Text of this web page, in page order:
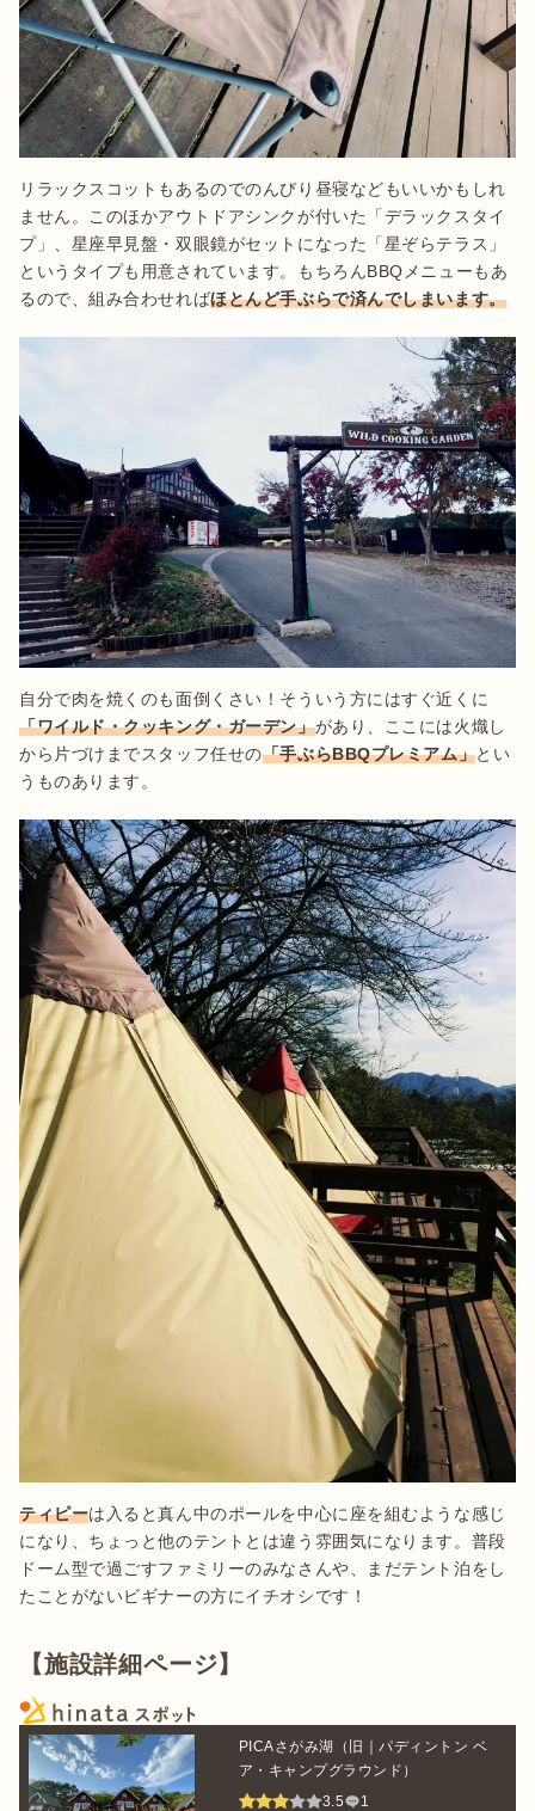
リラックスコットもあるのでのんびり昼寝などもいいかもしれ
ません。このほかアウトドアシンクが付いた「デラックスタイ
プ」、星座早見盤・双眼鏡がセットになった「星ぞらテラス」
というタイプも用意されています。もちろんBBQメニューもあ
るので、組み合わせればほとんど手ぶらで済んでしまいます。
自分で肉を焼くのも面倒くさい！そういう方にはすぐ近くに
「ワイルド・クッキング・ガーデン」があり、ここには火熾し
から片づけまでスタッフ任せの「手ぶらBBQプレミアム」とい
うものあります。
ティピーは入ると真ん中のポールを中心に座を組むような感じ
になり、ちょっと他のテントとは違う雰囲気になります。普段
ドーム型で過ごすファミリーのみなさんや、まだテント泊をし
たことがないビギナーの方にイチオシです！
【施設詳細ページ】
PICAさがみ湖（旧｜パディントン ベ
ア・キャンプグラウンド）
3.5
1